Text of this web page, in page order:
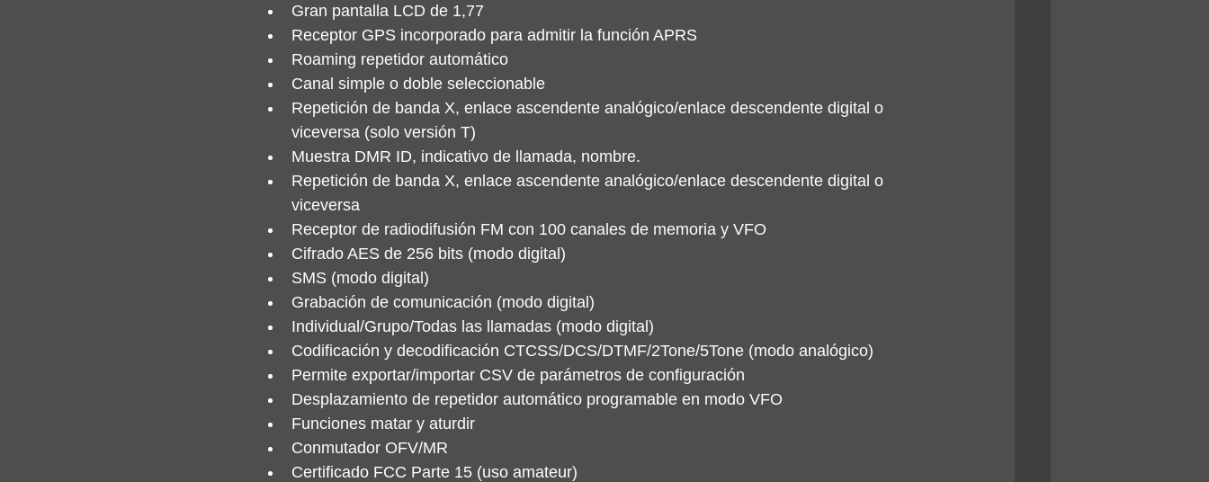
Gran pantalla LCD de 1,77
Receptor GPS incorporado para admitir la función APRS
Roaming repetidor automático
Canal simple o doble seleccionable
Repetición de banda X, enlace ascendente analógico/enlace descendente digital o
viceversa (solo versión T)
Muestra DMR ID, indicativo de llamada, nombre.
Repetición de banda X, enlace ascendente analógico/enlace descendente digital o
viceversa
Receptor de radiodifusión FM con 100 canales de memoria y VFO
Cifrado AES de 256 bits (modo digital)
SMS (modo digital)
Grabación de comunicación (modo digital)
Individual/Grupo/Todas las llamadas (modo digital)
Codificación y decodificación CTCSS/DCS/DTMF/2Tone/5Tone (modo analógico)
Permite exportar/importar CSV de parámetros de configuración
Desplazamiento de repetidor automático programable en modo VFO
Funciones matar y aturdir
Conmutador OFV/MR
Certificado FCC Parte 15 (uso amateur)